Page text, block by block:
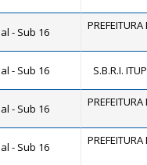
- Sub 16
- Sub 16 S.B.R.I.
- Sub 16
- Sub 16